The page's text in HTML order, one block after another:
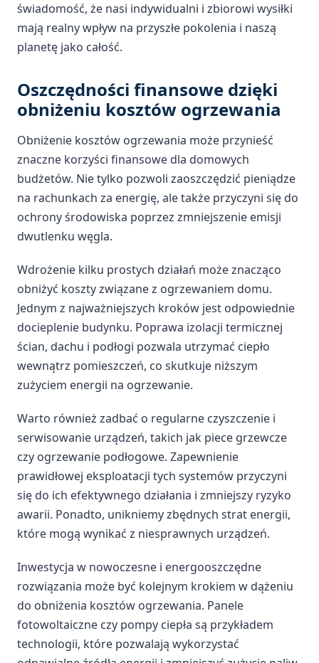
świadomość, że nasi indywidualni i zbiorowi wysiłki
mają realny wpływ na przyszłe pokolenia i naszą
planetę jako całość.
Oszczędności finansowe dzięki
obniżeniu kosztów ogrzewania
Obniżenie kosztów ogrzewania może przynieść
znaczne korzyści finansowe dla domowych
budżetów. Nie tylko pozwoli zaoszczędzić pieniądze
na rachunkach za energię, ale także przyczyni się do
ochrony środowiska poprzez zmniejszenie emisji
dwutlenku węgla.
Wdrożenie kilku prostych działań może znacząco
obniżyć koszty związane z ogrzewaniem domu.
Jednym z najważniejszych kroków jest odpowiednie
docieplenie budynku. Poprawa izolacji termicznej
ścian, dachu i podłogi pozwala utrzymać ciepło
wewnątrz pomieszczeń, co skutkuje niższym
zużyciem energii na ogrzewanie.
Warto również zadbać o regularne czyszczenie i
serwisowanie urządzeń, takich jak piece grzewcze
czy ogrzewanie podłogowe. Zapewnienie
prawidłowej eksploatacji tych systemów przyczyni
się do ich efektywnego działania i zmniejszy ryzyko
awarii. Ponadto, unikniemy zbędnych strat energii,
które mogą wynikać z niesprawnych urządzeń.
Inwestycja w nowoczesne i energooszczędne
rozwiązania może być kolejnym krokiem w dążeniu
do obniżenia kosztów ogrzewania. Panele
fotowoltaiczne czy pompy ciepła są przykładem
technologii, które pozwalają wykorzystać